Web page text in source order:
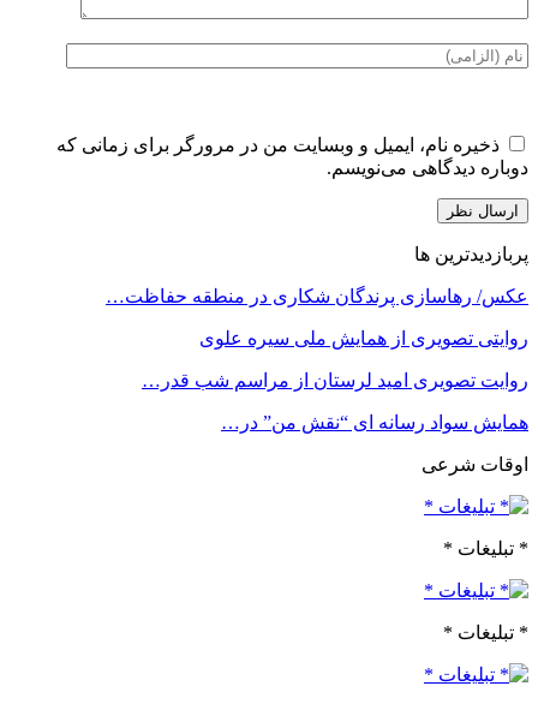
ذخیره نام، ایمیل و وبسایت من در مرورگر برای زمانی که
دوباره دیدگاهی می‌نویسم.
پربازدیدترین ها
عکس/ رهاسازی پرندگان شکاری در منطقه حفاظت…
روایتی تصویری از همایش ملی سیره علوی
روایت تصویری امید لرستان از مراسم شب قدر…
همایش سواد رسانه ای “نقش من” در…
اوقات شرعی
* تبلیغات *
* تبلیغات *